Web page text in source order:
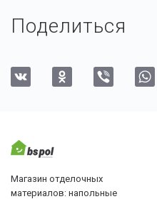
Поделиться
Магазин отделочных
материалов: напольные